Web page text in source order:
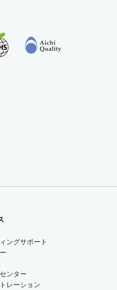
ングサポート
ンター
レーション